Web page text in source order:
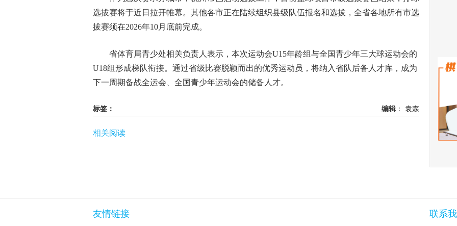
选拔赛将于近日拉开帷幕。其他各市正在陆续组织县级队伍报名和选拔，全省各地所有市选
拔赛须在2026年10月底前完成。
省体育局青少处相关负责人表示，本次运动会U15年龄组与全国青少年三大球运动会的
U18组形成梯队衔接。通过省级比赛脱颖而出的优秀运动员，将纳入省队后备人才库，成为
下一周期备战全运会、全国青少年运动会的储备人才。
标签： 编辑 ： 袁森
相关阅读
友情链接 联系